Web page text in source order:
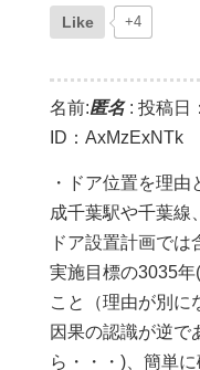
Like +4
名前:匿名: 投稿日
ID：AxMzExNTk
・ドア位置を理
成千葉駅や千葉線
ドア設置計画で
実施目標の3035年
こと（理由が別に
因果の認識が逆で
ら・・・)、簡単